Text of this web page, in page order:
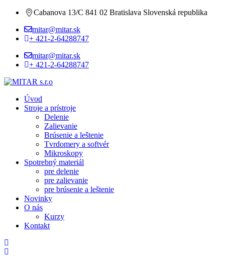
Cabanova 13/C 841 02 Bratislava Slovenská republika
mitar@mitar.sk
+ 421-2-64288747
mitar@mitar.sk
+ 421-2-64288747
Úvod
Stroje a prístroje
Delenie
Zalievanie
Brúsenie a leštenie
Tvrdomery a softvér
Mikroskopy
Spotrebný materiál
pre delenie
pre zalievanie
pre brúsenie a leštenie
Novinky
O nás
Kurzy
Kontakt